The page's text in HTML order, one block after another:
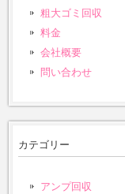
粗大ゴミ回収
料金
会社概要
問い合わせ
カテゴリー
アンプ回収